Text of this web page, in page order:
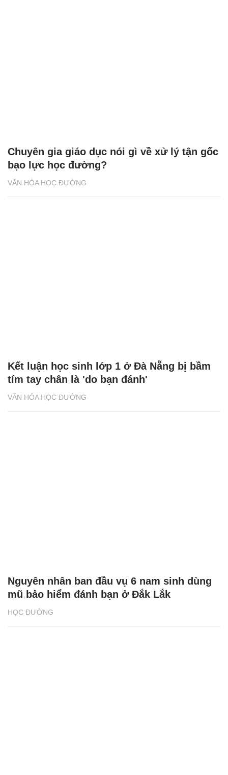
VĂN HÓA HỌC ĐƯỜNG
Chuyên gia giáo dục nói gì về xử lý tận gốc
bạo lực học đường?
VĂN HÓA HỌC ĐƯỜNG
Kết luận học sinh lớp 1 ở Đà Nẵng bị bầm
tím tay chân là 'do bạn đánh'
HỌC ĐƯỜNG
Nguyên nhân ban đầu vụ 6 nam sinh dùng
mũ bảo hiểm đánh bạn ở Đắk Lắk